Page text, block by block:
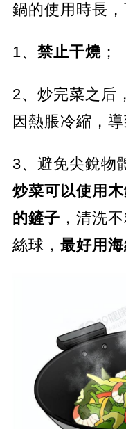
鍋的使用時長
1、 禁止干燒；
2、炒完菜之后，
因熱脹冷縮，
3、避免尖銳物
炒菜可以使用
的鏟子 ，清洗
絲球， 最好用